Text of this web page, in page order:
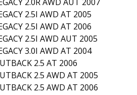
2.5I AWD AT 2005
2.5I AWD AT 2006
2.5I AWD AUT 2005
3.0I AWD AT 2004
2.5 AT 2006
2.5 AWD AT 2005
2.5 AWD AT 2006